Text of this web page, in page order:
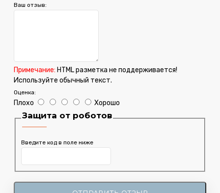
Ваш отзыв:
Примечание: HTML разметка не поддерживается!
Используйте обычный текст.
Оценка:
Плохо Хорошо
Защита от роботов
Введите код в поле ниже